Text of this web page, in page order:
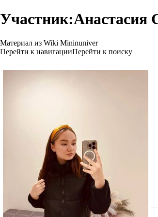
Участник:Анастасия
Материал из Wiki Mininuniver
Перейти к навигацииПерейти к поиску